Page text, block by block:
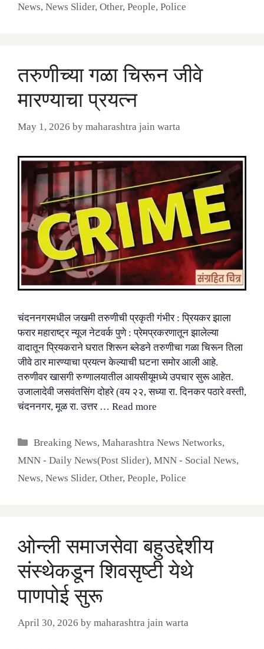
News, News Slider, Other, People, Police
तरुणीच्या गळा चिरून जीवे
मारण्याचा प्रयत्न
May 1, 2026 by maharashtra jain warta
चंदननगरमधील जखमी तरुणीची प्रकृती गंभीर : प्रियकर झाला
फरार महाराष्ट्र न्यूज नेटवर्क पुणे : प्रेमप्रकरणातून झालेल्या
वादातून प्रियकराने घरात शिरून ब्लेडने तरुणीचा गळा चिरून तिला
जीवे ठार मारण्याचा प्रयत्न केल्याची घटना समोर आली आहे.
तरुणीवर खासगी रुग्णालयातील आयसीयूमध्ये उपचार सुरू आहेत.
उजालादेवी जसवंतसिंग दोहरे (वय २२, सध्या रा. दिनकर पठारे वस्ती,
चंदननगर, मूळ रा. उत्तर … Read more
Categories
Breaking News,Maharashtra News Networks,
MNN - Daily News(Post Slider), MNN - Social News,
News, News Slider, Other, People, Police
ओन्ली समाजसेवा बहुउद्देशीय
संस्थेकडून शिवसृष्टी येथे
पाणपोई सुरू
April 30, 2026 by maharashtra jain warta